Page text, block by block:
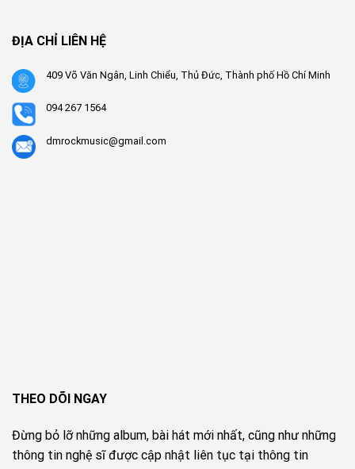
ĐỊA CHỈ LIÊN HỆ
409 Võ Văn Ngân, Linh Chiểu, Thủ Đức, Thành phố Hồ Chí Minh
094 267 1564
dmrockmusic@gmail.com
THEO DÕI NGAY
Đừng bỏ lỡ những album, bài hát mới nhất, cũng như những
thông tin nghệ sĩ được cập nhật liên tục tại thông tin